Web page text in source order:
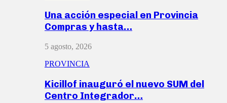
Una acción especial en Provincia
Compras y hasta…
5 agosto, 2026
PROVINCIA
Kicillof inauguró el nuevo SUM del
Centro Integrador…